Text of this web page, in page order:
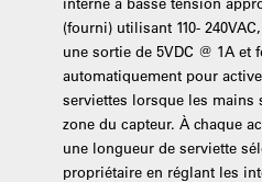
(fourni) utilisant 110-
une sortie de 5VDC @ 1A et
automatiquement pour
serviettes lorsque les mains
zone du capteur. À chaque
une longueur de serviette
propriétaire en réglant les